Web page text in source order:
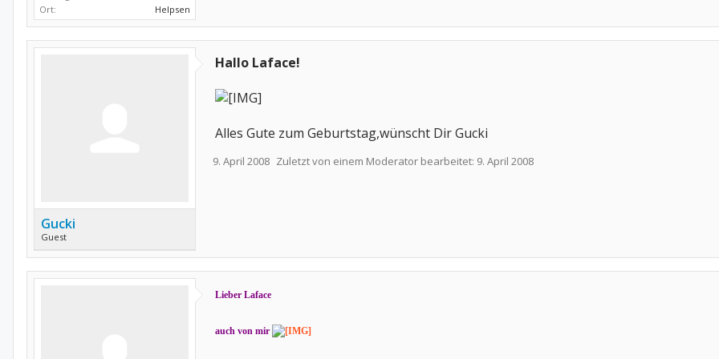
Ort:
Helpsen
Gucki
Guest
Hallo Laface!
Alles Gute zum Geburtstag,wünscht Dir Gucki
9. April 2008 Zuletzt von einem Moderator bearbeitet: 9. April 2008
Lieber Laface
auch von mir